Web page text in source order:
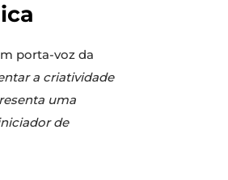
porta-voz da
a criatividade
uma
de